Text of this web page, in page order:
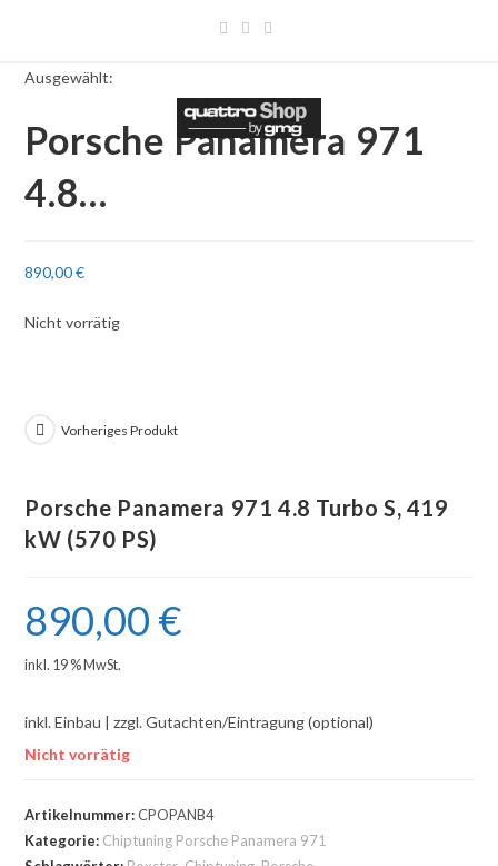
springenAusgewählt:
Porsche Panamera 971
4.8…
890,00€
Nicht vorrätig
Vorheriges Produkt
Porsche Panamera 971 4.8 Turbo S, 419
kW (570 PS)
890,00 €
inkl. 19 % MwSt.
inkl. Einbau | zzgl. Gutachten/Eintragung (optional)
Nicht vorrätig
Artikelnummer:CPOPANB4
Kategorie: Chiptuning Porsche Panamera 971